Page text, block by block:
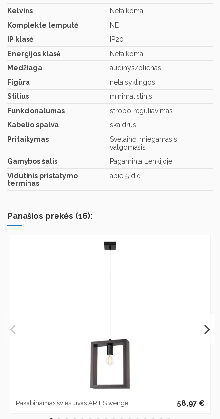
Kelvins
Netaikoma
Komplekte lemputė
NE
IP klasė
IP20
Energijos klasė
Netaikoma
Medžiaga
audinys/plienas
Figūra
netaisyklingos
Stilius
minimalistinis
Funkcionalumas
stropo reguliavimas
Kabelio spalva
skaidrus
Pritaikymas
Svetainė, miegamasis,
valgomasis
Gamybos šalis
Pagaminta Lenkijoje
Vidutinis pristatymo
terminas
apie 5 d.d.
Panašios prekės (16):
Pakabinamas šviestuvas ARIES wenge 58,97 €